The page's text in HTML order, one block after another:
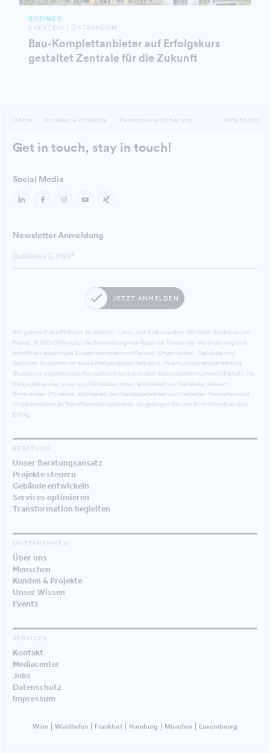
BODNER
KUFSTEIN | ÖSTERREICH
Bau-Komplettanbieter auf Erfolgskurs
gestaltet Zentrale für die Zukunft
Home Kunden & Projekte Pensionsversicherung Back to top
Get in touch, stay in touch!
Social Media
Newsletter Anmeldung
JETZT ANMELDEN
Wir geben Zukunft Raum. In Arbeits-, Lern- und Kulturwelten. Für User, Business und
Planet. M.O.O.CON nutzt die Entwicklung von Raum als Treiber der Veränderung und
schafft ein lebendiges Zusammenspiel von Mensch, Organisation, Gebäude und
Services. So leisten wir einen maßgeblichen Beitrag zu Ihrem Unternehmenserfolg
(Business), begeisterten Menschen (User) und einer lebenswerten Umwelt (Planet). Als
Strategieberater:innen und Umsetzer:innen entwickeln wir Gebäude, steuern
(Immobilien-)Projekte, optimieren den Gebäudebetrieb und begleiten Menschen und
Organisationen im Transformationsprozess. So gelangen Sie von Ihrer Intention zum
Erfolg.
BERATUNG
Unser Beratungsansatz
Projekte steuern
Gebäude entwickeln
Services optimieren
Transformation begleiten
UNTERNEHMEN
Über uns
Menschen
Kunden & Projekte
Unser Wissen
Events
SERVICES
Kontakt
Mediacenter
Jobs
Datenschutz
Impressum
Wien Waidhofen Frankfurt Hamburg München Luxembourg